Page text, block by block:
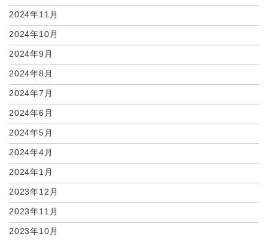
2024年11月
2024年10月
2024年9月
2024年8月
2024年7月
2024年6月
2024年5月
2024年4月
2024年1月
2023年12月
2023年11月
2023年10月